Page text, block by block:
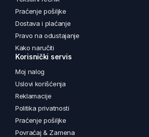
Praćenje pošiljke
Dostava i plaćanje
Pravo na odustajanje
Kako naručiti
Korisnički servis
Moj nalog
Uslovi korišćenja
Reklamacije
Politika privatnosti
Praćenje pošiljke
Povraćaj & Zamena